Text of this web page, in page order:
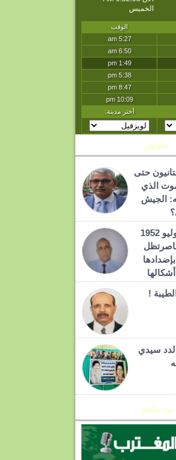
مدونين
حتى
الذي
الجيش
في ذكرى 23 يوليو 1952
!
سيدي
بث مباشر